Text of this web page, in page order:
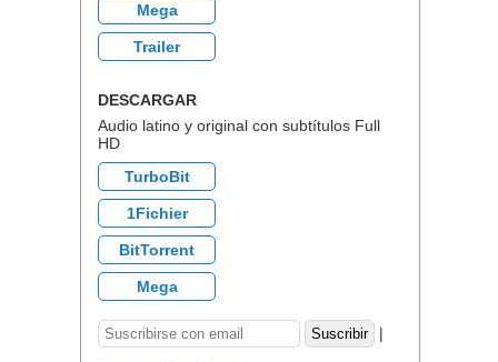
Mega
Trailer
DESCARGAR
Audio latino y original con subtítulos Full
HD
TurboBit
1Fichier
BitTorrent
Mega
|